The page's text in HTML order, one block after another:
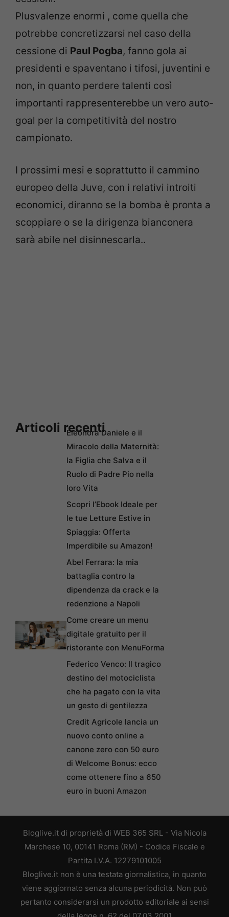
Plusvalenze enormi , come quella che
potrebbe concretizzarsi nel caso della
cessione di Paul Pogba, fanno gola ai
presidenti e spaventano i tifosi, juventini e
non, in quanto perdere talenti così
importanti rappresenterebbe un vero auto-
goal per la competitività del nostro
campionato.
I prossimi mesi e soprattutto il cammino
europeo della Juve, con i relativi introiti
economici, diranno se la bomba è pronta a
scoppiare o se la dirigenza bianconera
sarà abile nel disinnescarla..
Articoli recentiEleonora Daniele e il
Miracolo della Maternità:
la Figlia che Salva e il
Ruolo di Padre Pio nella
loro Vita
Scopri l’Ebook Ideale per
le tue Letture Estive in
Spiaggia: Offerta
Imperdibile su Amazon!
Abel Ferrara: la mia
battaglia contro la
dipendenza da crack e la
redenzione a Napoli
Come creare un menu
digitale gratuito per il
ristorante con MenuForma
Federico Venco: Il tragico
destino del motociclista
che ha pagato con la vita
un gesto di gentilezza
Credit Agricole lancia un
nuovo conto online a
canone zero con 50 euro
di Welcome Bonus: ecco
come ottenere fino a 650
euro in buoni Amazon
Bloglive.it di proprietà di WEB 365 SRL - Via Nicola
Marchese 10, 00141 Roma (RM) - Codice Fiscale e
Partita I.V.A. 12279101005
Bloglive.it non è una testata giornalistica, in quanto
viene aggiornato senza alcuna periodicità. Non può
pertanto considerarsi un prodotto editoriale ai sensi